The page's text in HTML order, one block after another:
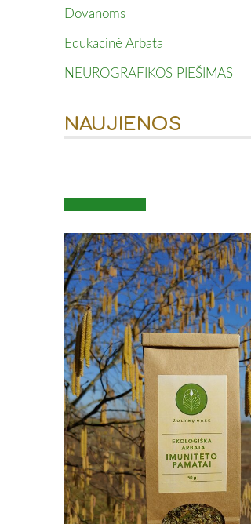
Dovanoms
Edukacinė Arbata
NEUROGRAFIKOS PIEŠIMAS
NAUJIENOS